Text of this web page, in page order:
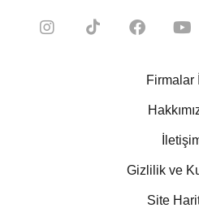
Firmalar
Gizlilik ve
Site